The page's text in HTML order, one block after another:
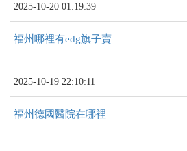
2025-10-20 01:19:39
福州哪裡有edg旗子賣
2025-10-19 22:10:11
福州德國醫院在哪裡